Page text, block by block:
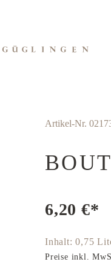
Artikel-Nr.
6,20 €*
Inhalt:0,75
Preise inkl.